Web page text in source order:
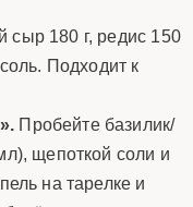
сыр 180 г, редис 150
Подходит к
Пробейте базилик/
щепоткой соли и
на тарелке и